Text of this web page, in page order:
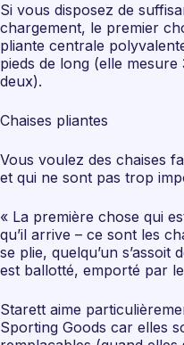
Si vous disposez de
chargement, le premier
pliante centrale
pieds de long (elle
deux).
Chaises pliantes
Vous voulez des chaises
et qui ne sont pas trop
« La première chose qui
qu’il arrive – ce sont les
se plie, quelqu’un s’assoit
est ballotté, emporté par
Starett aime
Sporting Goods car elles